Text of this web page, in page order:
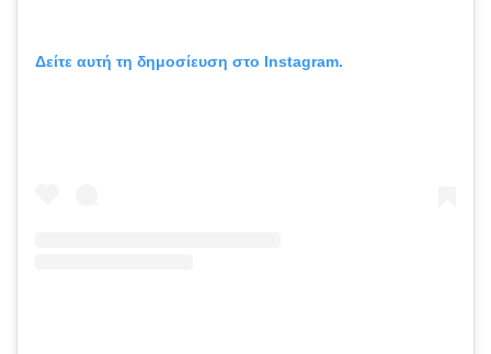
Δείτε αυτή τη δημοσίευση στο Instagram.